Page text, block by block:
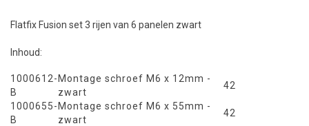
Flatfix Fusion set 3 rijen van 6 panelen zwart
Inhoud:
1000612-
B
Montage schroef M6 x 12mm -
zwart
42
1000655-
B
Montage schroef M6 x 55mm -
zwart
42